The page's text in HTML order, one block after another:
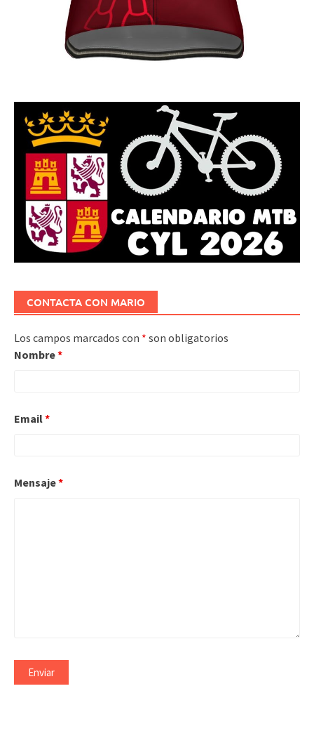
CONTACTA CON MARIO
Los campos marcados con * son obligatorios
Nombre*
Email*
Mensaje*